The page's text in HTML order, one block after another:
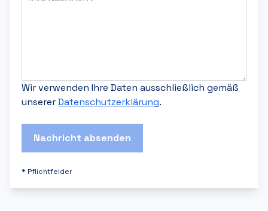
Wir verwenden Ihre Daten ausschließlich gemäß
unsererDatenschutzerklärung.
Nachricht absenden
* Pflichtfelder